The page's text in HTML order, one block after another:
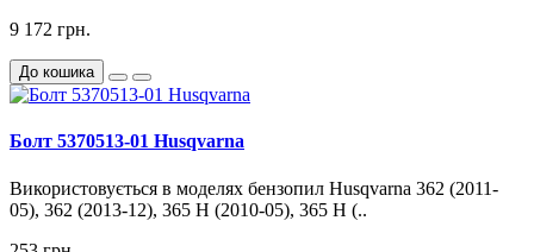
9 172 грн.
До кошика
Болт 5370513-01 Husqvarna
Використовується в моделях бензопил Husqvarna 362 (2011-
05), 362 (2013-12), 365 H (2010-05), 365 H (..